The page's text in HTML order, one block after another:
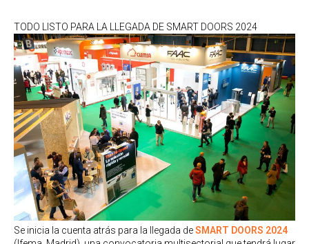
TODO LISTO PARA LA LLEGADA DE SMART DOORS 2024
Se inicia la cuenta atrás para la llegada deSMART DOORS 2024